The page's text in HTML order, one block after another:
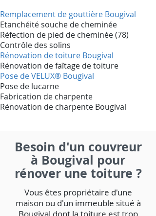
Remplacement de gouttière Bougival
Etanchéité souche de cheminée
Réfection de pied de cheminée (78)
Contrôle des solins
Rénovation de toiture Bougival
Rénovation de faîtage de toiture
Pose de VELUX® Bougival
Pose de lucarne
Fabrication de charpente
Rénovation de charpente Bougival
Besoin d'un couvreur
à Bougival pour
rénover une toiture ?
Vous êtes propriétaire d'une
maison ou d'un immeuble situé à